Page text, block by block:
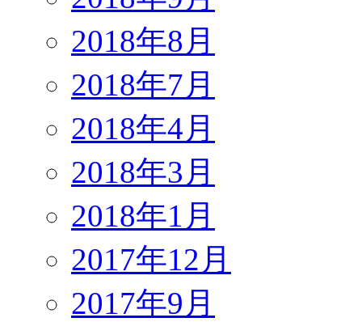
2018年8月
2018年7月
2018年4月
2018年3月
2018年1月
2017年12月
2017年9月